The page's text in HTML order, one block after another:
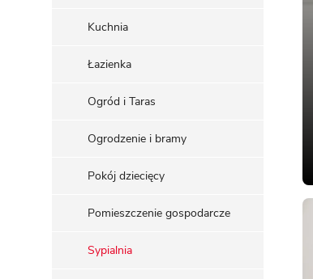
DODATKOWE ELEMENTY
Zobacz wszystkie kategorie
AKADEMIA EXTRADOM.PL
BAZA WIEDZY
Zobacz wszystkie porady
Kuchnia
Łazienka
Ogród i Taras
Ogrodzenie i bramy
Pokój dziecięcy
Pomieszczenie gospodarcze
Sypialnia